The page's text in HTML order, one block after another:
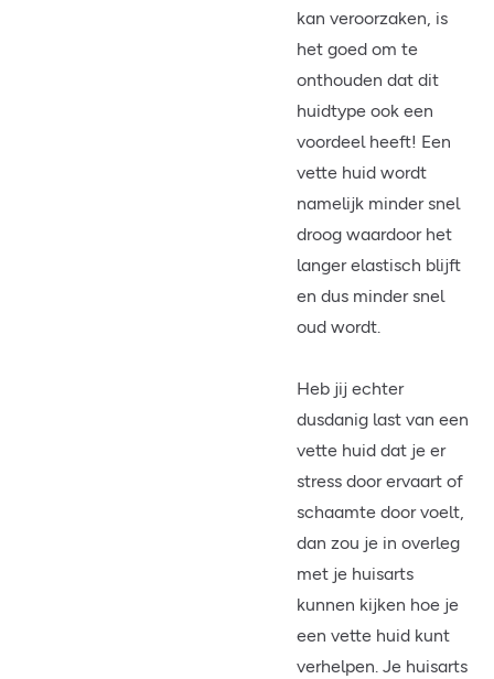
kan veroorzaken, is
het goed om te
onthouden dat dit
huidtype ook een
voordeel heeft! Een
vette huid wordt
namelijk minder snel
droog waardoor het
langer elastisch blijft
en dus minder snel
oud wordt.
Heb jij echter
dusdanig last van een
vette huid dat je er
stress door ervaart of
schaamte door voelt,
dan zou je in overleg
met je huisarts
kunnen kijken hoe je
een vette huid kunt
verhelpen. Je huisarts